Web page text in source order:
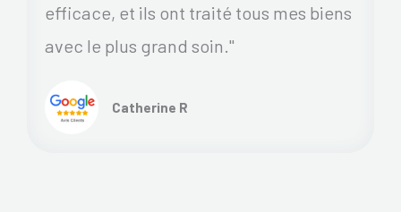
efficace, et ils ont traité tous mes biens
avec le plus grand soin."
Catherine R